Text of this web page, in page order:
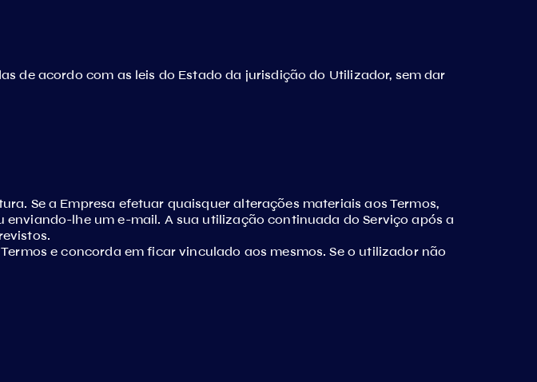
de acordo com as leis do Estado da jurisdição do Utilizador, sem dar
Se a Empresa efetuar quaisquer alterações materiais aos Termos,
lhe um e-mail. A sua utilização continuada do Serviço após a
e concorda em ficar vinculado aos mesmos. Se o utilizador não